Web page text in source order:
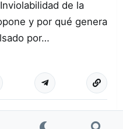
de la
y por qué genera
por…
Más